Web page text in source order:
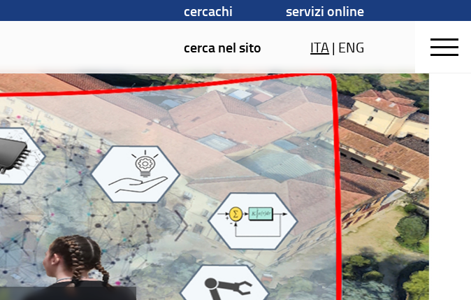
cercachi
servizi online
cerca nel sito
ITA| ENG